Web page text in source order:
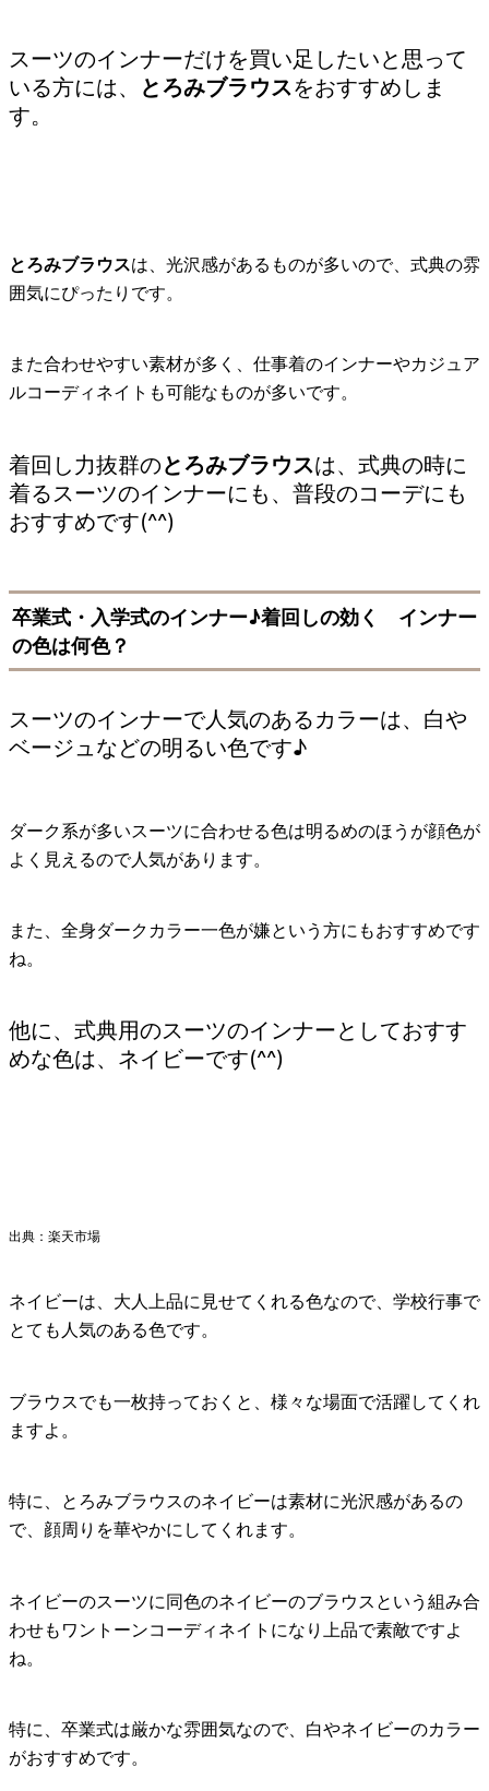
スーツのインナーだけを買い足したいと思って
いる方には、
とろみブラウスをおすすめしま
す。
とろみブラウスは、光沢感があるものが多いので、式典の雰
囲気にぴったりです。
また合わせやすい素材が多く、仕事着のインナーやカジュア
ルコーディネイトも可能なものが多いです。
着回し力抜群のとろみブラウスは、式典の時に
着るスーツのインナーにも、普段のコーデにも
おすすめです(^^)
卒業式・入学式のインナー♪着回しの効く インナー
の色は何色？
スーツのインナーで人気のあるカラーは、白や
ベージュなどの明るい色です♪
ダーク系が多いスーツに合わせる色は明るめのほうが顔色が
よく見えるので人気があります。
また、全身ダークカラー一色が嫌という方にもおすすめです
ね。
他に、式典用のスーツのインナーとしておすす
めな色は、ネイビーです(^^)
出典：楽天市場
ネイビーは、大人上品に見せてくれる色なので、学校行事で
とても人気のある色です。
ブラウスでも一枚持っておくと、様々な場面で活躍してくれ
ますよ。
特に、とろみブラウスのネイビーは素材に光沢感があるの
で、顔周りを華やかにしてくれます。
ネイビーのスーツに同色のネイビーのブラウスという組み合
わせもワントーンコーディネイトになり上品で素敵ですよ
ね。
特に、卒業式は厳かな雰囲気なので、白やネイビーのカラー
がおすすめです。